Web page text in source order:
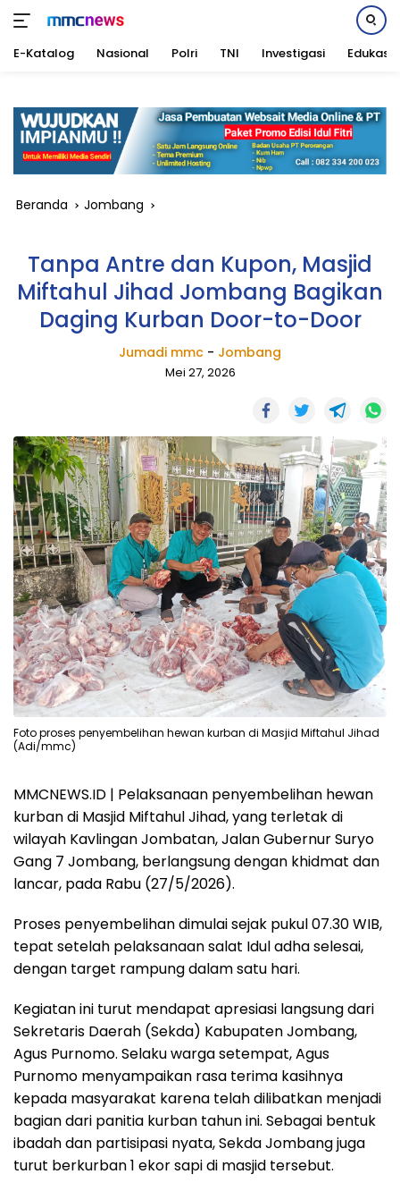
konten
E-Katalog Nasional Polri TNI Investigasi Edukasi
Beranda Jombang
Tanpa Antre dan Kupon, Masjid
Miftahul Jihad Jombang Bagikan
Daging Kurban Door-to-Door
Jumadi mmc - Jombang
Mei 27, 2026
Foto proses penyembelihan hewan kurban di Masjid Miftahul Jihad
(Adi/mmc)
MMCNEWS.ID | Pelaksanaan penyembelihan hewan
kurban di Masjid Miftahul Jihad, yang terletak di
wilayah Kavlingan Jombatan, Jalan Gubernur Suryo
Gang 7 Jombang, berlangsung dengan khidmat dan
lancar, pada Rabu (27/5/2026).
Proses penyembelihan dimulai sejak pukul 07.30 WIB,
tepat setelah pelaksanaan salat Idul adha selesai,
dengan target rampung dalam satu hari.
Kegiatan ini turut mendapat apresiasi langsung dari
Sekretaris Daerah (Sekda) Kabupaten Jombang,
Agus Purnomo. Selaku warga setempat, Agus
Purnomo menyampaikan rasa terima kasihnya
kepada masyarakat karena telah dilibatkan menjadi
bagian dari panitia kurban tahun ini. Sebagai bentuk
ibadah dan partisipasi nyata, Sekda Jombang juga
turut berkurban 1 ekor sapi di masjid tersebut.